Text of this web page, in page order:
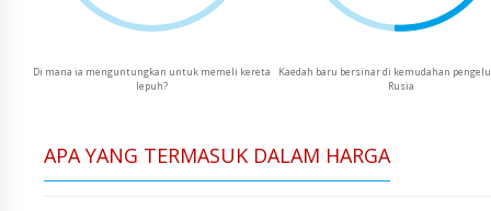
Di mana ia menguntungkan untuk memeli kereta
lepuh?
Kaedah baru bersinar di kemudahan
Rusia
APA YANG TERMASUK DALAM HARGA